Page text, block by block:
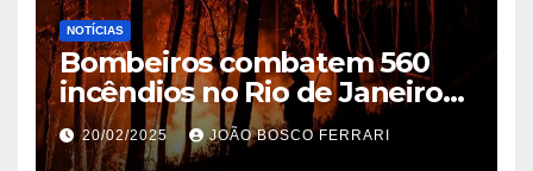
NOTÍCIAS
Bombeiros combatem 560
incêndios no Rio de Janeiro
em 2025
20/02/2025 JOÃO BOSCO FERRARI